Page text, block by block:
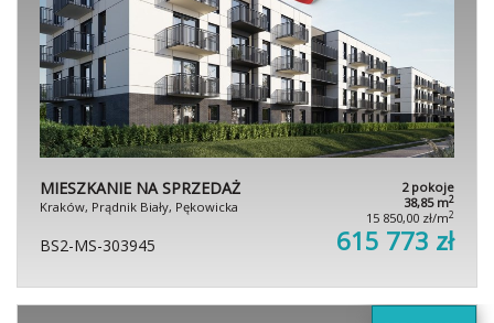
MIESZKANIE NA SPRZEDAŻ
Kraków, Prądnik Biały, Pękowicka
2 pokoje
38,85 m2
15 850,00 zł/m2
BS2-MS-303945 615 773 zł